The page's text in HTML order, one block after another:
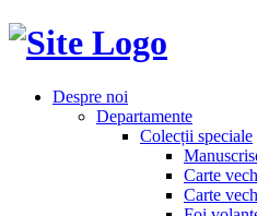
Despre noi
Departamente
Colecții speciale
Carte
Carte